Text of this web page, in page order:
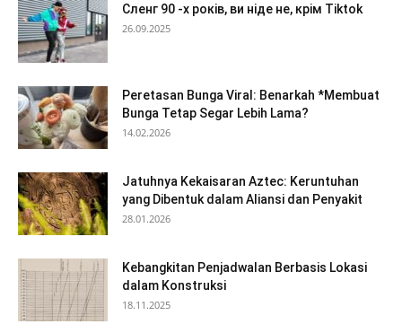
Сленг 90 -х років, ви ніде не, крім Tiktok
26.09.2025
Peretasan Bunga Viral: Benarkah *Membuat
Bunga Tetap Segar Lebih Lama?
14.02.2026
Jatuhnya Kekaisaran Aztec: Keruntuhan
yang Dibentuk dalam Aliansi dan Penyakit
28.01.2026
Kebangkitan Penjadwalan Berbasis Lokasi
dalam Konstruksi
18.11.2025